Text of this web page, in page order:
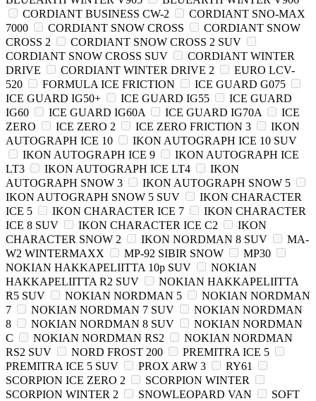
CORDIANT BUSINESS CW-2
CORDIANT SNO-MAX
7000
CORDIANT SNOW CROSS
CORDIANT SNOW
CROSS 2
CORDIANT SNOW CROSS 2 SUV
CORDIANT SNOW CROSS SUV
CORDIANT WINTER
DRIVE
CORDIANT WINTER DRIVE 2
EURO LCV-
520
FORMULA ICE FRICTION
ICE GUARD G075
ICE GUARD IG50+
ICE GUARD IG55
ICE GUARD
IG60
ICE GUARD IG60A ICE GUARD IG70A
ICE
ZERO
ICE ZERO 2 ICE ZERO FRICTION 3
IKON
AUTOGRAPH ICE 10
IKON AUTOGRAPH ICE 10 SUV
IKON AUTOGRAPH ICE 9
IKON AUTOGRAPH ICE
LT3
IKON AUTOGRAPH ICE LT4
IKON
AUTOGRAPH SNOW 3
IKON AUTOGRAPH SNOW 5
IKON AUTOGRAPH SNOW 5 SUV
IKON CHARACTER
ICE 5
IKON CHARACTER ICE 7
IKON CHARACTER
ICE 8 SUV
IKON CHARACTER ICE C2
IKON
CHARACTER SNOW 2
IKON NORDMAN 8 SUV
MA-
W2 WINTERMAXX
MP-92 SIBIR SNOW
MP30
NOKIAN HAKKAPELIITTA 10p SUV
NOKIAN
HAKKAPELIITTA R2 SUV
NOKIAN HAKKAPELIITTA
R5 SUV
NOKIAN NORDMAN 5
NOKIAN NORDMAN
7
NOKIAN NORDMAN 7 SUV
NOKIAN NORDMAN
8
NOKIAN NORDMAN 8 SUV
NOKIAN NORDMAN
C
NOKIAN NORDMAN RS2
NOKIAN NORDMAN
RS2 SUV
NORD FROST 200
PREMITRA ICE 5
PREMITRA ICE 5 SUV
PROX ARW 3
RY61
SCORPION ICE ZERO 2
SCORPION WINTER
SCORPION WINTER 2
SNOWLEOPARD VAN
SOFT